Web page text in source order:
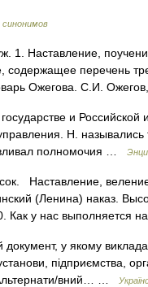
синонимов
Наставление,
содержащее перечень
Ожегова. С.И.
и
Н.
полномочия …
Наставление, веление.
(Ленина) наказ.
Как у нас выполняется
у якому
підприємства,
Альтернати/вний… …